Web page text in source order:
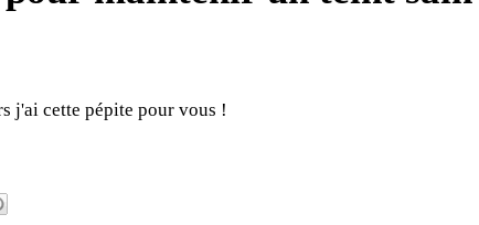
j'ai cette pépite pour vous !